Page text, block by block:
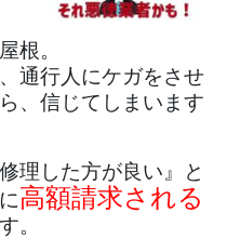
根。
通行人にケガをさせ
、信じてしまいます
理した方が良い』と
高額請求される
。